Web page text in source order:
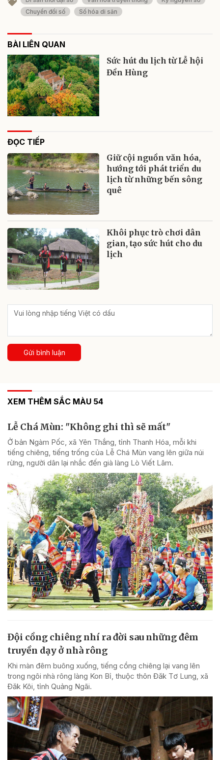
Chuyển đổi số
Số hóa di sản
BÀI LIÊN QUAN
Sức hút du lịch từ Lễ hội
Đền Hùng
ĐỌC TIẾP
Giữ cội nguồn văn hóa,
hướng tới phát triển du
lịch từ những bến sông
quê
Khôi phục trò chơi dân
gian, tạo sức hút cho du
lịch
Gửi bình luận
XEM THÊM SẮC MÀU 54
Lễ Chá Mùn: "Không ghi thì sẽ mất"
Ở bản Ngàm Pốc, xã Yên Thắng, tỉnh Thanh Hóa, mỗi khi
tiếng chiêng, tiếng trống của Lễ Chá Mùn vang lên giữa núi
rừng, người dân lại nhắc đến già làng Lò Viết Lâm.
Đội cồng chiêng nhí ra đời sau những đêm
truyền dạy ở nhà rông
Khi màn đêm buông xuống, tiếng cồng chiêng lại vang lên
trong ngôi nhà rông làng Kon Bỉ, thuộc thôn Đăk Tơ Lung, xã
Đăk Kôi, tỉnh Quảng Ngãi.